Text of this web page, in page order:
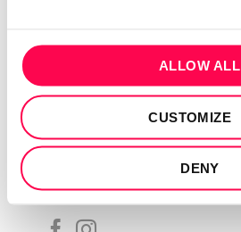
ALLOW ALL
CUSTOMIZE
DENY
Política de privacidade
Termos e condições
Resolução de conflitos
Livro de reclamações
SEGUE-NOS